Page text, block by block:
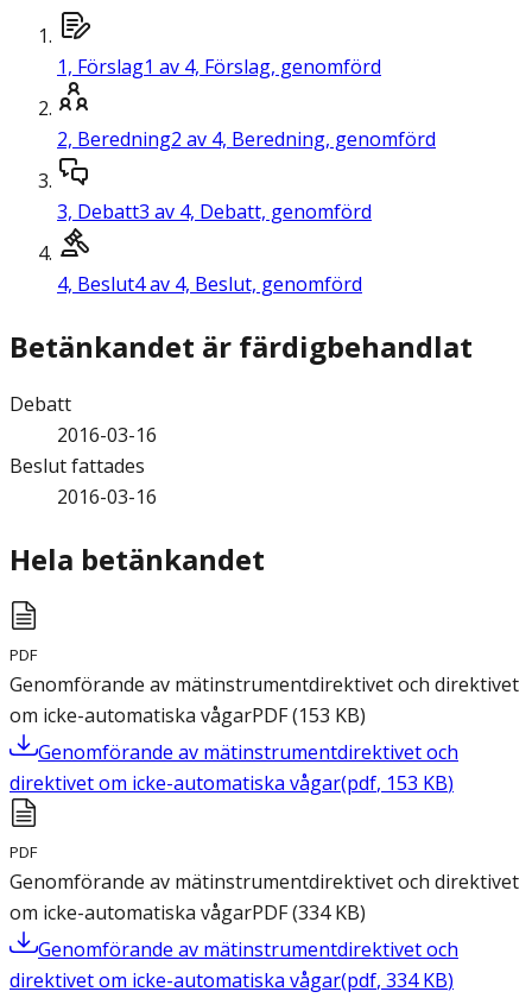
1, Förslag1 av 4, Förslag, genomförd
2, Beredning2 av 4, Beredning, genomförd
3, Debatt3 av 4, Debatt, genomförd
4, Beslut4 av 4, Beslut, genomförd
Betänkandet är färdigbehandlat
Debatt
2016-03-16
Beslut fattades
2016-03-16
Hela betänkandet
PDF
Genomförande av mätinstrumentdirektivet och direktivet
om icke-automatiska vågarPDF(153 KB)
Genomförande av mätinstrumentdirektivet och
direktivet om icke-automatiska vågar(pdf, 153 KB)
PDF
Genomförande av mätinstrumentdirektivet och direktivet
om icke-automatiska vågarPDF(334 KB)
Genomförande av mätinstrumentdirektivet och
direktivet om icke-automatiska vågar(pdf, 334 KB)